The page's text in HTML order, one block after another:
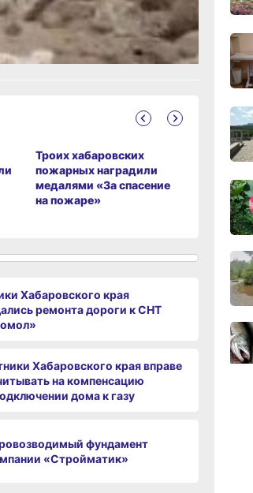
Троих хабаровских
пожарных наградили
медалями «За спасение
на пожаре»
В
кровлю
Хабаровского края
ремонта дороги к СНТ
Хабаровского края вправе
на компенсацию
дома к газу
фундамент
«Стройматик»
11:09,
10:10,